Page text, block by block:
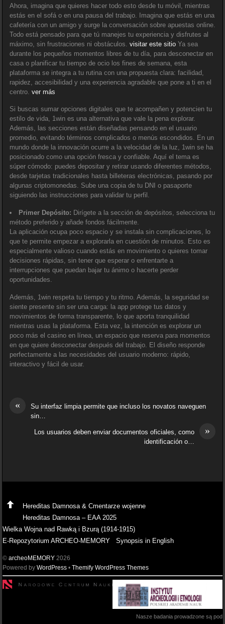
Ahora, imagina que quieres hacer todo esto desde tu móvil, mientras
estás en el sofá o en una pausa del trabajo. Imagina que estás en una
cafetería con un amigo y surge la conversación sobre apuestas online.
Todo está pensado para que tú manejes tu experiencia y disfrutes al
máximo, sin frustraciones ni obstáculos. visitar este sitioYa sea
durante los pequeños momentos libres de tu día, para desconectar en
casa o planificar tu tiempo de ocio los fines de semana, esta
plataforma se integra a tu rutina con una propuesta clara: facilidad,
rapidez, accesibilidad y una experiencia agradable que pone a ti en el
centro. ver más
Si buscas sumar opciones digitales que te acompañen y potencien tu
estilo de vida, 1win es una alternativa que vale la pena explorar.
Además, las secciones están diseñadas pensando en el usuario
promedio, evitando términos complicados o menús escondidos. En un
mundo donde la innovación ocurre a la velocidad de la luz, 1win se ha
posicionado como una opción fresca y confiable. Aquí el tema es
súper cómodo: puedes depositar y retirar usando diferentes métodos,
desde tarjetas tradicionales hasta billeteras electrónicas, pasando por
algunas criptomonedas. Sube una copia de tu DNI o pasaporte
siguiendo las instrucciones para validar tu perfil.
Primer Depósito: Dirígete a la sección de depósitos, selecciona tu
método preferido y añade fondos fácilmente.
La aplicación ocupa poco espacio y se instala sin complicaciones, lo
que te permite empezar a explorarla en cuestión de minutos. Esto es
especialmente valioso cuando estás en movimiento o quieres tomar
decisiones rápidas, sin tener que esperar o enfrentarte a
interrupciones que puedan bajar tu ánimo o hacerte perder
oportunidades.
Además, 1win respeta tu tiempo y tu ritmo. Además, la seguridad se
siente presente sin ser una carga: la app protege tus datos y
movimientos de forma transparente, lo que aporta tranquilidad
mientras usas la plataforma. Esta vez, la intención es explorar un
poco más el casino en línea, un espacio que reserva para momentos
en que quiere desconectar después del trabajo. El diseño responde
perfectamente a las necesidades del usuario moderno: rápido,
interactivo y fácil de usar.
«
Su interfaz limpia permite que incluso los novatos naveguen
sin…
»
Los usuarios deben enviar documentos oficiales, como
identificación o…
Hereditas Damnosa & Cmentarze wojenne
Hereditas Damnosa – EAA 2025
Wielka Wojna nad Rawką i Bzurą (1914-1915)
E-Repozytorium ARCHEO-MEMORY
Synopsis in English
©archeoMEMORY 2026
Powered byWordPress •Themify WordPress Themes
Nasze badania prowadzone są pod